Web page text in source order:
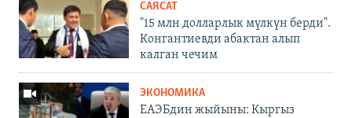
САЯСАТ
"15 млн долларлык мүлкүн берди".
Конгантиевди абактан алып
калган чечим
ЭКОНОМИКА
ЕАЭБдин жыйыны: Кыргыз